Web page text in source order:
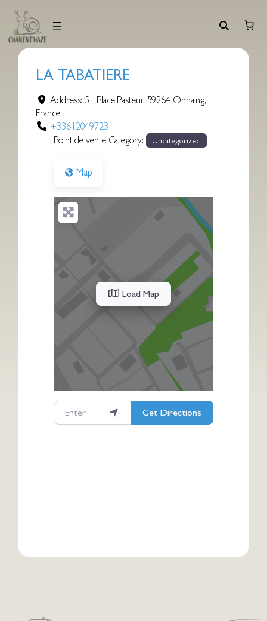
contenu
LA TABATIERE
Address: 51 Place Pasteur, 59264 Onnaing,
France
+33612049723
Point de vente Category:
Uncategorized
Map
Load Map
Enter your location
Get Directions